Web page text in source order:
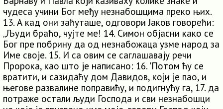
чудеса учини Бог међу незнабошцима преко њих.
13. А кад они заћуташе, одговори Јаков говорећи:
„Људи браћо, чујте ме! 14. Симон објасни како се
Бог пре побрину да од незнабожаца узме народ за
Име своје. 15. И са овим се саглашавају речи
Пророка, као што је написано: 16. 'Потом ћу се
вратити, и сазидаћу дом Давидов, који је пао, и
његове развалине поправићу, и подигнућу га, 17. да
потраже остали људи Господа и сви незнабошци